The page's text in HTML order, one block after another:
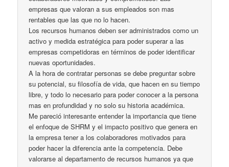
empresas que valoran a sus empleados son mas
rentables que las que no lo hacen.
Los recursos humanos deben ser administrados como un
activo y medida estratégica para poder superar a las
empresas competidoras en términos de poder identificar
nuevas oportunidades.
A la hora de contratar personas se debe preguntar sobre
su potencial, su filosofía de vida, que hacen en su tiempo
libre, y todo lo necesario para poder conocer a la persona
mas en profundidad y no solo su historia académica.
Me pareció interesante entender la importancia que tiene
el enfoque de SHRM y el impacto positivo que genera en
la empresa tener a los colaboradores motivados para
poder hacer la diferencia ante la competencia. Debe
valorarse al departamento de recursos humanos ya que